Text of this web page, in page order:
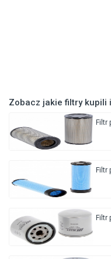
Zobacz jakie filtry kupili
Filtr
Filtr
Filtr